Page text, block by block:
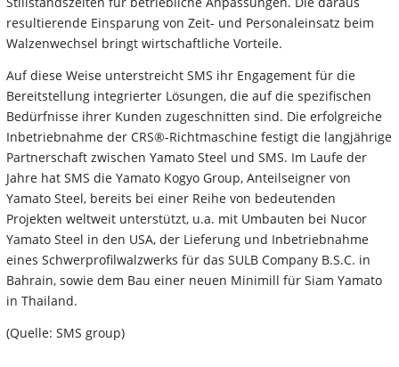
resultierende Einsparung von Zeit- und Personaleinsatz beim
Walzenwechsel bringt wirtschaftliche Vorteile.
Auf diese Weise unterstreicht SMS ihr Engagement für die
Bereitstellung integrierter Lösungen, die auf die spezifischen
Bedürfnisse ihrer Kunden zugeschnitten sind. Die erfolgreiche
Inbetriebnahme der CRS®-Richtmaschine festigt die langjährige
Partnerschaft zwischen Yamato Steel und SMS. Im Laufe der
Jahre hat SMS die Yamato Kogyo Group, Anteilseigner von
Yamato Steel, bereits bei einer Reihe von bedeutenden
Projekten weltweit unterstützt, u.a. mit Umbauten bei Nucor
Yamato Steel in den USA, der Lieferung und Inbetriebnahme
eines Schwerprofilwalzwerks für das SULB Company B.S.C. in
Bahrain, sowie dem Bau einer neuen Minimill für Siam Yamato
in Thailand.
(Quelle: SMS group)